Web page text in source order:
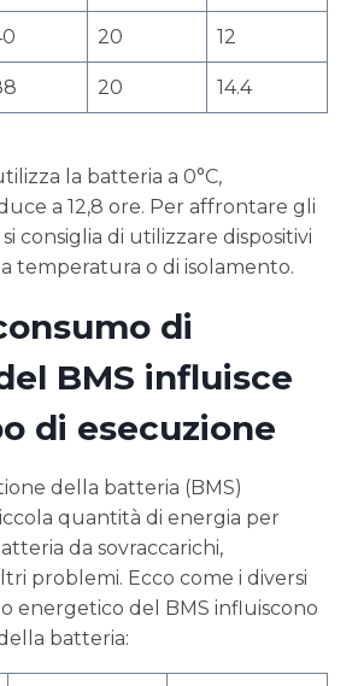
20 12
20 14.4
la batteria a 0°C,
a 12,8 ore. Per affrontare gli
consiglia di utilizzare dispositivi
temperatura o di isolamento.
di
BMS influisce
di esecuzione
della batteria (BMS)
quantità di energia per
da sovraccarichi,
problemi. Ecco come i diversi
energetico del BMS influiscono
batteria: